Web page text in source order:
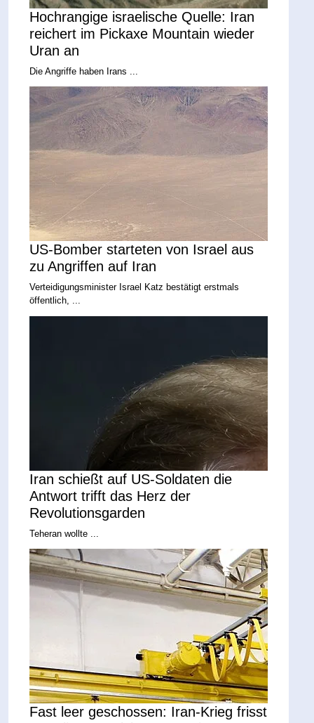
Hochrangige israelische Quelle: Iran
reichert im Pickaxe Mountain wieder
Uran an
Die Angriffe haben Irans ...
US-Bomber starteten von Israel aus
zu Angriffen auf Iran
Verteidigungsminister Israel Katz bestätigt erstmals
öffentlich, ...
Iran schießt auf US-Soldaten die
Antwort trifft das Herz der
Revolutionsgarden
Teheran wollte ...
Fast leer geschossen: Iran-Krieg frisst